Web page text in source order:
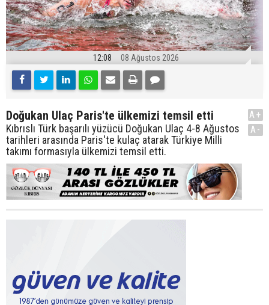
12:08 08 Ağustos 2026
Doğukan Ulaç Paris'te ülkemizi temsil etti
Kıbrıslı Türk başarılı yüzücü Doğukan Ulaç 4-8 Ağustos
tarihleri arasında Paris'te kulaç atarak Türkiye Milli
takımı formasıyla ülkemizi temsil etti.
A+
A-